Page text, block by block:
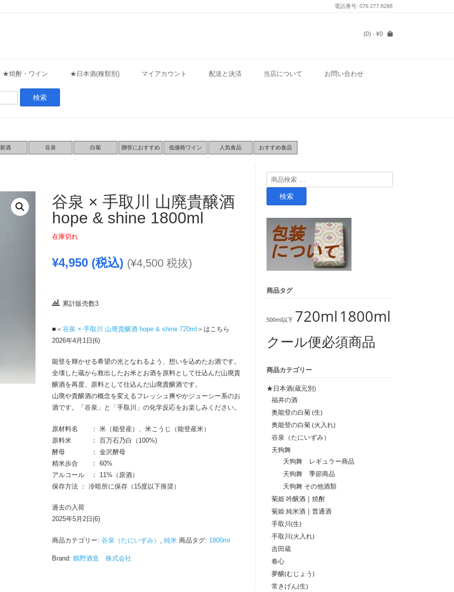
電話番号: 076 277 8288
(0) - ¥0
★焼酎・ワイン ★日本酒(種類別) マイアカウント 配送と決済 当店について お問い合わせ
新酒 谷泉 白菊 贈答におすすめ 低価格ワイン 人気食品 おすすめ食品
谷泉 × 手取川 山廃貴醸酒
hope & shine 1800ml
在庫切れ
¥4,950(税込) (¥4,500税抜)
累計販売数3
■＜ 谷泉 × 手取川 山廃貴醸酒 hope & shine 720ml ＞はこちら
2026年4月1日(6)
能登を輝かせる希望の光となれるよう、想いを込めたお酒です。
全壊した蔵から救出したお米とお酒を原料として仕込んだ山廃貴
醸酒を再度、原料として仕込んだ山廃貴醸酒です。
山廃や貴醸酒の概念を変えるフレッシュ爽やかジューシー系のお
酒です。「谷泉」と「手取川」の化学反応をお楽しみください。
原材料名 ： 米（能登産）、米こうじ（能登産米）
原料米 ： 百万石乃白（100%)
酵母 ： 金沢酵母
精米歩合 ： 60%
アルコール ： 11%（原酒）
保存方法 ： 冷暗所に保存（15度以下推奨）
過去の入荷
2025年5月2日(6)
商品カテゴリー: 谷泉（たにいずみ） 純米 商品タグ: 1800ml
Brand: 鶴野酒造 株式会社
検
索
検索
商品タグ
500ml以下 720ml 1800ml
クール便必須商品
商品カテゴリー
★日本酒(蔵元別)
福井の酒
奥能登の白菊 (生)
奥能登の白菊 (火入れ)
谷泉（たにいずみ）
天狗舞
天狗舞 レギュラー商品
天狗舞 季節商品
天狗舞 その他酒類
菊姫 吟醸酒 | 焼酎
菊姫 純米酒 | 普通酒
手取川(生)
手取川(火入れ)
吉田蔵
春心
夢醸(むじょう)
常きげん(生)